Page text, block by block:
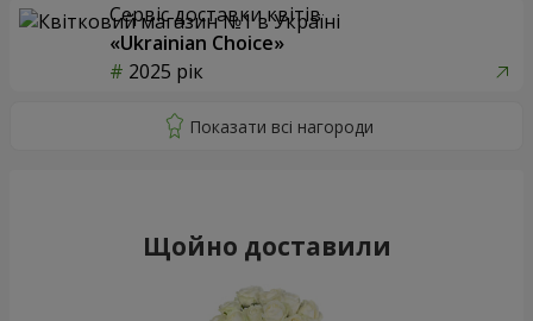
Сервіс доставки квітів
«Ukrainian Choice»
2025 рік
Щойно доставили